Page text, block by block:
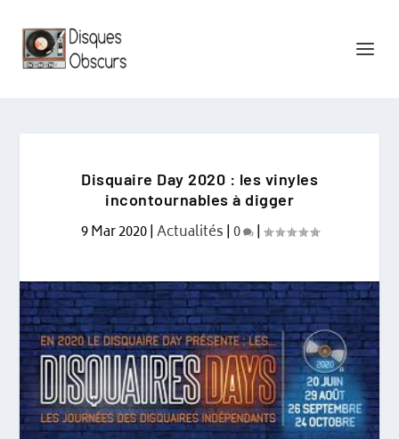
Disquaire Day 2020 : les vinyles
incontournables à digger
9 Mar 2020|Actualités|0 |